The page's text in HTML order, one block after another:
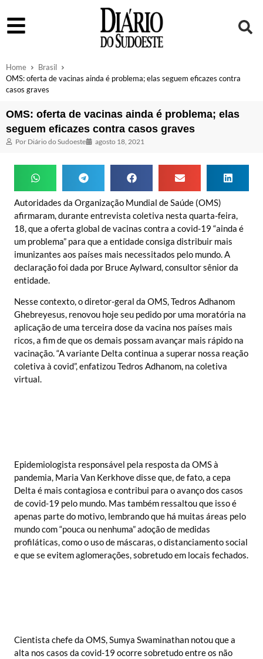
Home
Brasil
OMS: oferta de vacinas ainda é problema; elas seguem eficazes contra
casos graves
OMS: oferta de vacinas ainda é problema; elas
seguem eficazes contra casos graves
Por Diário do Sudoeste agosto 18, 2021
Autoridades da Organização Mundial de Saúde (OMS)
afirmaram, durante entrevista coletiva nesta quarta-feira,
18, que a oferta global de vacinas contra a covid-19 “ainda é
um problema” para que a entidade consiga distribuir mais
imunizantes aos países mais necessitados pelo mundo. A
declaração foi dada por Bruce Aylward, consultor sênior da
entidade.
Nesse contexto, o diretor-geral da OMS, Tedros Adhanom
Ghebreyesus, renovou hoje seu pedido por uma moratória na
aplicação de uma terceira dose da vacina nos países mais
ricos, a fim de que os demais possam avançar mais rápido na
vacinação. “A variante Delta continua a superar nossa reação
coletiva à covid”, enfatizou Tedros Adhanom, na coletiva
virtual.
Epidemiologista responsável pela resposta da OMS à
pandemia, Maria Van Kerkhove disse que, de fato, a cepa
Delta é mais contagiosa e contribui para o avanço dos casos
de covid-19 pelo mundo. Mas também ressaltou que isso é
apenas parte do motivo, lembrando que há muitas áreas pelo
mundo com “pouca ou nenhuma” adoção de medidas
profiláticas, como o uso de máscaras, o distanciamento social
e que se evitem aglomerações, sobretudo em locais fechados.
Cientista chefe da OMS, Sumya Swaminathan notou que a
alta nos casos da covid-19 ocorre sobretudo entre os não